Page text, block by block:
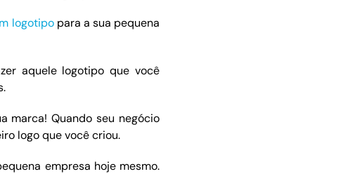
logotipopara a sua pequena
aquele logotipo que você
marca! Quando seu negócio
logo que você criou.
empresa hoje mesmo.